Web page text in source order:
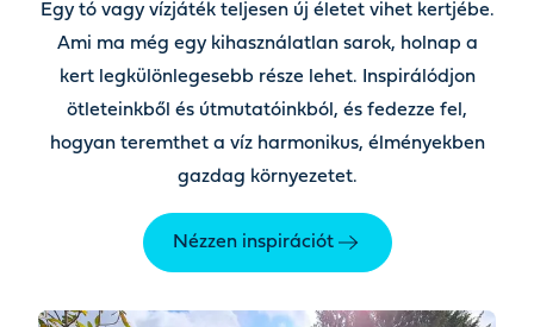
Egy tó vagy vízjáték teljesen új életet vihet kertjébe.
Ami ma még egy kihasználatlan sarok, holnap a
kert legkülönlegesebb része lehet. Inspirálódjon
ötleteinkből és útmutatóinkból, és fedezze fel,
hogyan teremthet a víz harmonikus, élményekben
gazdag környezetet.
Nézzen inspirációt